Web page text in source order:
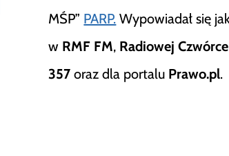
MŚP” PARP. Wypowiadał się
w RMF FM, Radiowej Czwórce
357 oraz dla portalu Prawo.pl.